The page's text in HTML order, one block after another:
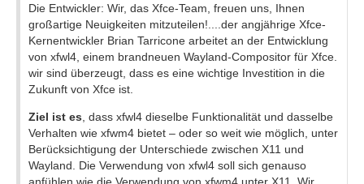
Die Entwickler: Wir, das Xfce-Team, freuen uns, Ihnen
großartige Neuigkeiten mitzuteilen!....der angjährige Xfce-
Kernentwickler Brian Tarricone arbeitet an der Entwicklung
von xfwl4, einem brandneuen Wayland-Compositor für Xfce.
wir sind überzeugt, dass es eine wichtige Investition in die
Zukunft von Xfce ist.
Ziel ist es , dass xfwl4 dieselbe Funktionalität und dasselbe
Verhalten wie xfwm4 bietet – oder so weit wie möglich, unter
Berücksichtigung der Unterschiede zwischen X11 und
Wayland. Die Verwendung von xfwl4 soll sich genauso
anfühlen wie die Verwendung von xfwm4 unter X11. Wir